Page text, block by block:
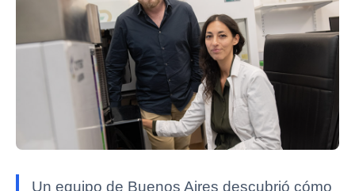
Un equipo de Buenos Aires descubrió cómo